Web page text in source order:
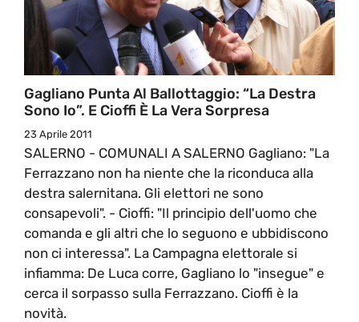
Gagliano Punta Al Ballottaggio: “la Destra
Sono Io”. E Cioffi È La Vera Sorpresa
23 Aprile 2011
SALERNO - COMUNALI A SALERNO Gagliano: "La
Ferrazzano non ha niente che la riconduca alla
destra salernitana. Gli elettori ne sono
consapevoli". - Cioffi: "Il principio dell'uomo che
comanda e gli altri che lo seguono e ubbidiscono
non ci interessa". La Campagna elettorale si
infiamma: De Luca corre, Gagliano lo "insegue" e
cerca il sorpasso sulla Ferrazzano. Cioffi è la
novità.